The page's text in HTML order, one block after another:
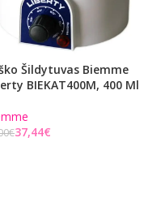
Šildytuvas Biemme
BIEKAT400M, 400 Ml
€37,44€